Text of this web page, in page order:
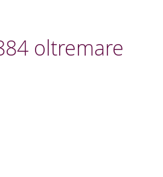
oltremare